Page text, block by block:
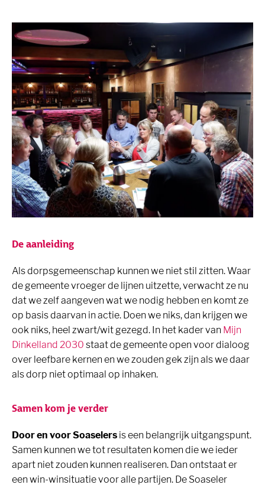
De aanleiding
Als dorpsgemeenschap kunnen we niet stil zitten. Waar
de gemeente vroeger de lijnen uitzette, verwacht ze nu
dat we zelf aangeven wat we nodig hebben en komt ze
op basis daarvan in actie. Doen we niks, dan krijgen we
ook niks, heel zwart/wit gezegd. In het kader van Mijn
Dinkelland 2030 staat de gemeente open voor dialoog
over leefbare kernen en we zouden gek zijn als we daar
als dorp niet optimaal op inhaken.
Samen kom je verder
Door en voor Soaselers is een belangrijk uitgangspunt.
Samen kunnen we tot resultaten komen die we ieder
apart niet zouden kunnen realiseren. Dan ontstaat er
een win-winsituatie voor alle partijen. De Soaseler